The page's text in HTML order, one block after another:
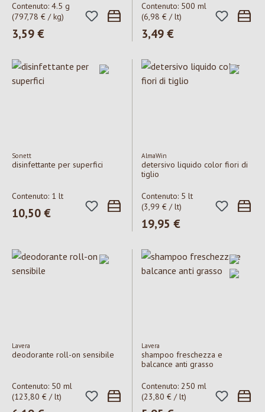
Contenuto: 4.5 g
(797,78 € / kg)
Prezzo normale:
3,59 €
Contenuto: 500 ml
(6,98 € / lt)
Prezzo normale:
3,49 €
Sonett
disinfettante per superfici
Contenuto: 1 lt
Prezzo normale:
10,50 €
AlmaWin
detersivo liquido color fiori di
tiglio
Contenuto: 5 lt
(3,99 € / lt)
Prezzo normale:
19,95 €
Lavera
deodorante roll-on sensibile
Contenuto: 50 ml
(123,80 € / lt)
Lavera
shampoo freschezza e
balcance anti grasso
Contenuto: 250 ml
(23,80 € / lt)